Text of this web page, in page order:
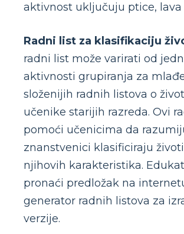
aktivnost uključuju ptice, lava
Radni list za klasifikaciju
radni list može varirati od
aktivnosti grupiranja za
složenijih radnih listova o
učenike starijih razreda. Ovi
pomoći učenicima da
znanstvenici klasificiraju
njihovih karakteristika.
pronaći predložak na
generator radnih listova za
verzije.